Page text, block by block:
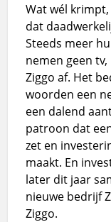
Wat wél
dat
Steeds meer
nemen geen
Ziggo af. Het
woorden een
een dalend
patroon dat
zet en
maakt. En
later dit jaar
nieuwe bedrijf
Ziggo.